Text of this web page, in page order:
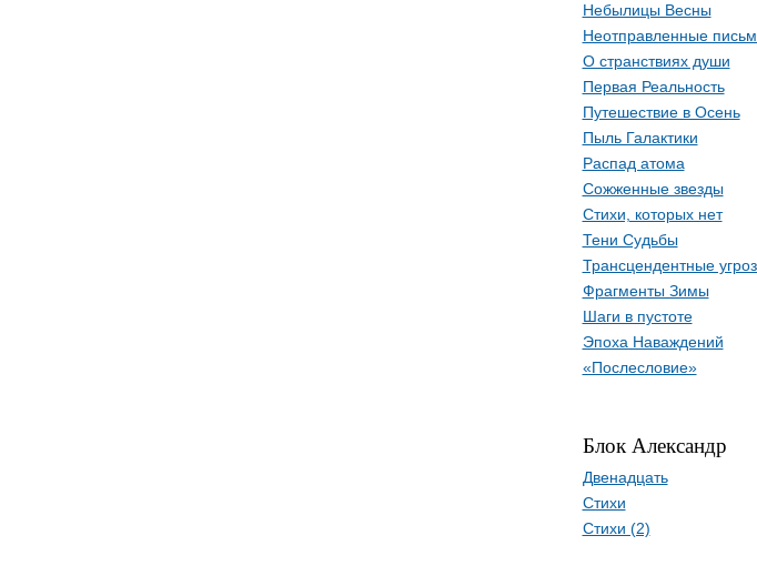
Небылицы Весны
Неотправленные
О странствиях души
Первая Реальность
Путешествие в Осень
Пыль Галактики
Распад атома
Сожженные звезды
Стихи, которых нет
Тени Судьбы
Трансцендентные
Фрагменты Зимы
Шаги в пустоте
Эпоха Наваждений
«Послесловие»
Блок Александр
Двенадцать
Стихи
Стихи (2)